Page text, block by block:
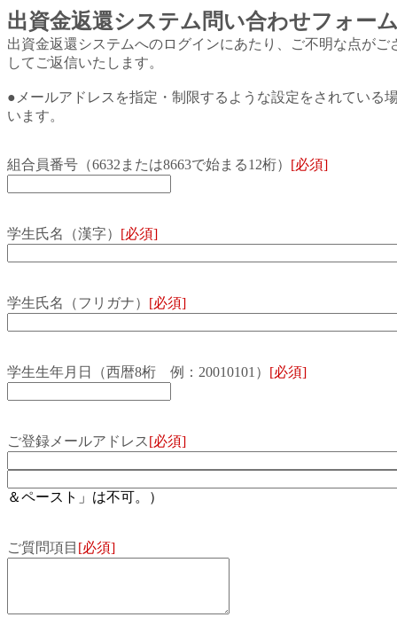
出資金返還システム問い合わせフォー
出資金返還システムへのログインにあたり、ご不明な点が
してご返信いたします。
●メールアドレスを指定・制限するような設定をされている
います。
組合員番号（6632または8663で始まる12桁） [必須]
学生氏名（漢字） [必須]
学生氏名（フリガナ） [必須]
学生生年月日（西暦8桁 例：20010101） [必須]
ご登録メールアドレス [必須]
＆ペースト」は不可。）
ご質問項目 [必須]